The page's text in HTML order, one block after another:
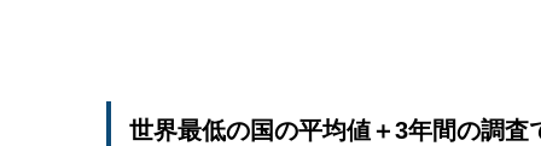
世界最低の国の平均値＋3年間の調査